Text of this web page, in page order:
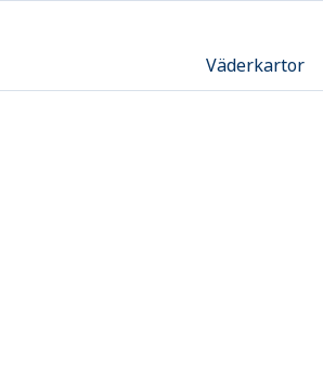
Väderkartor